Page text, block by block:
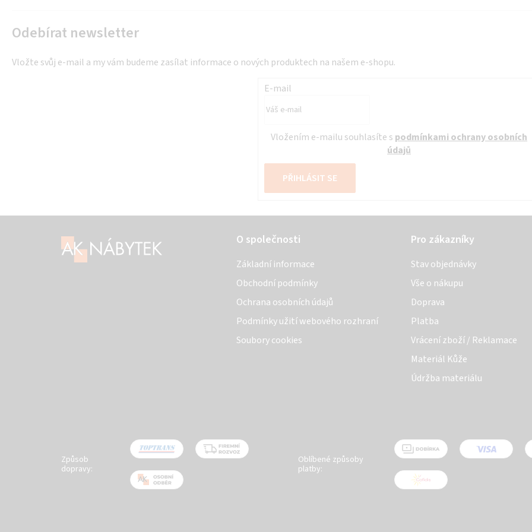
Odebírat newsletter
Vložte svůj e-mail a my vám budeme zasílat informace o nových produktech na našem e-shopu.
E-mail
Vložením e-mailu souhlasíte s podmínkami ochrany osobních
údajů
PŘIHLÁSIT SE
O společnosti
Základní informace
Obchodní podmínky
Ochrana osobních údajů
Podmínky užití webového rozhraní
Soubory cookies
Pro zákazníky
Stav objednávky
Vše o nákupu
Doprava
Platba
Vrácení zboží / Reklamace
Materiál Kůže
Údržba materiálu
Způsob
dopravy:
Oblíbené způsoby
platby: